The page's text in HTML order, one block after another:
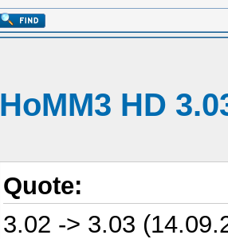
HoMM3 HD
Quote:
3.02 -> 3.03